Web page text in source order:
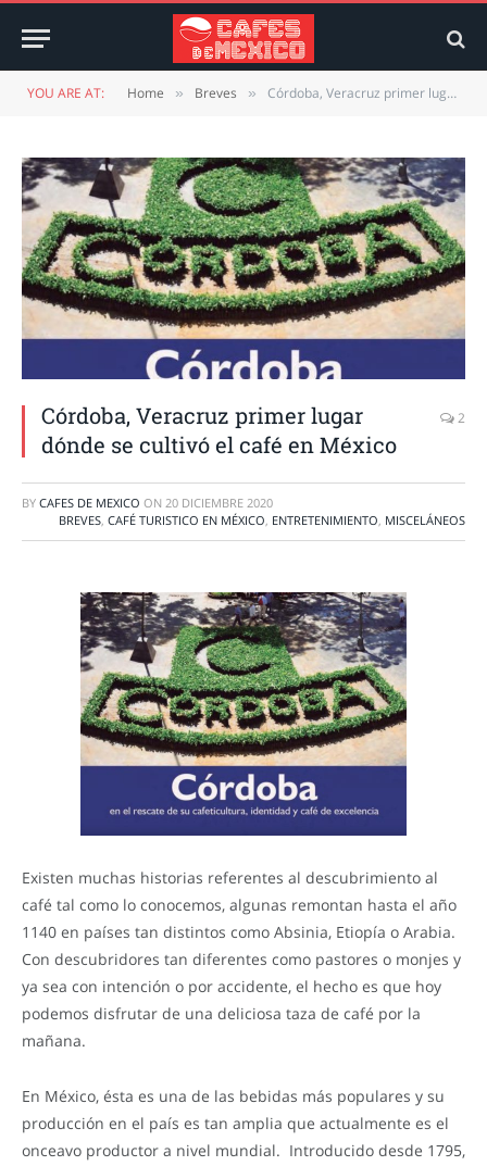
YOU ARE AT: Home » Breves » Córdoba, Veracruz primer lugar dónde se cultivó el café en México
Córdoba, Veracruz primer lugar
dónde se cultivó el café en México
2
BY CAFES DE MEXICO ON 20 DICIEMBRE 2020
BREVES, CAFÉ TURISTICO EN MÉXICO, ENTRETENIMIENTO, MISCELÁNEOS
Existen muchas historias referentes al descubrimiento al
café tal como lo conocemos, algunas remontan hasta el año
1140 en países tan distintos como Absinia, Etiopía o Arabia.
Con descubridores tan diferentes como pastores o monjes y
ya sea con intención o por accidente, el hecho es que hoy
podemos disfrutar de una deliciosa taza de café por la
mañana.
En México, ésta es una de las bebidas más populares y su
producción en el país es tan amplia que actualmente es el
onceavo productor a nivel mundial. Introducido desde 1795,